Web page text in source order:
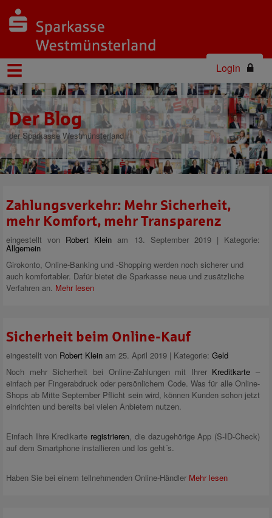
Login
Der Blog
der Sparkasse Westmünsterland
Zahlungsverkehr: Mehr Sicherheit,
mehr Komfort, mehr Transparenz
eingestellt von Robert Klein am 13. September 2019 | Kategorie:
Allgemein
Girokonto, Online-Banking und -Shopping werden noch sicherer und
auch komfortabler. Dafür bietet die Sparkasse neue und zusätzliche
Verfahren an. Mehr lesen
Sicherheit beim Online-Kauf
eingestellt von Robert Klein am 25. April 2019 | Kategorie: Geld
Noch mehr Sicherheit bei Online-Zahlungen mit Ihrer Kreditkarte –
einfach per Fingerabdruck oder persönlichem Code. Was für alle Online-
Shops ab Mitte September Pflicht sein wird, können Kunden schon jetzt
einrichten und bereits bei vielen Anbietern nutzen.
Einfach Ihre Kredikarte registrieren , die dazugehörige App (S-ID-Check)
auf dem Smartphone installieren und los geht´s.
Haben Sie bei einem teilnehmenden Online-Händler Mehr lesen